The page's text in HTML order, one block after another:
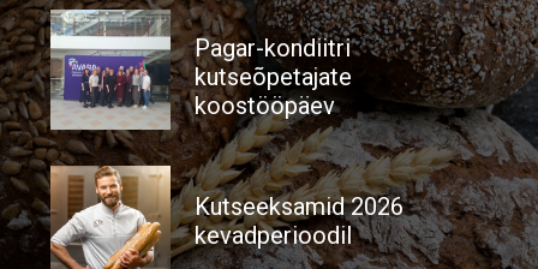
Pagar-kondiitri
kutseõpetajate
koostööpäev
Kutseeksamid 2026
kevadperioodil